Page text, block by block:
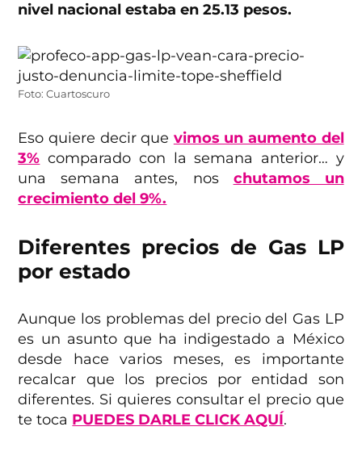
nivel nacional estaba en 25.13 pesos.
Foto: Cuartoscuro
Eso quiere decir que vimos un aumento del
3% comparado con la semana anterior… y
una semana antes, nos chutamos un
crecimiento del 9%.
Diferentes precios de Gas LP
por estado
Aunque los problemas del precio del Gas LP
es un asunto que ha indigestado a México
desde hace varios meses, es importante
recalcar que los precios por entidad son
diferentes. Si quieres consultar el precio que
te toca PUEDES DARLE CLICK AQUÍ.